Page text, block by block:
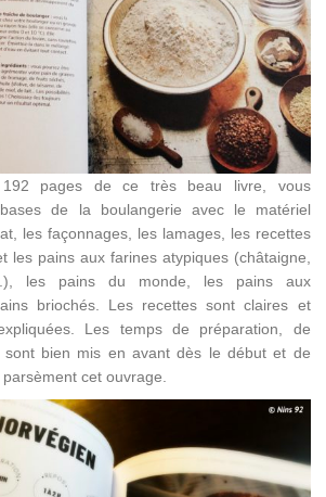
pages de ce très beau livre, vous
de la boulangerie avec le matériel
les façonnages, les lamages, les recettes
les pains aux farines atypiques (châtaigne,
les pains du monde, les pains aux
briochés. Les recettes sont claires et
Les temps de préparation, de
bien mis en avant dès le début et de
cet ouvrage.